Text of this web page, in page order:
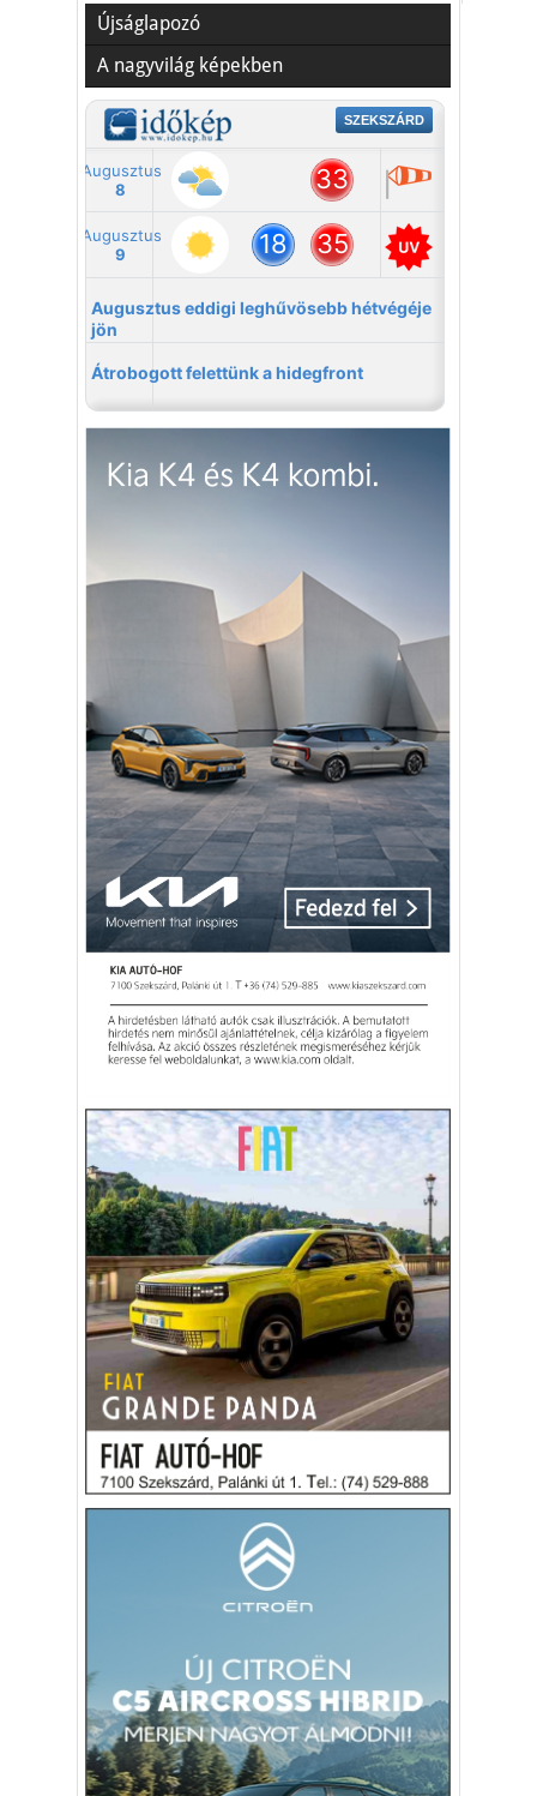
Újságlapozó
A nagyvilág képekben